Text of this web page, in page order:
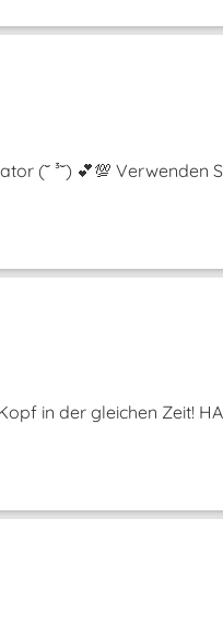
(˘ ³˘) 💕💯 Verwenden
in der gleichen Zeit!